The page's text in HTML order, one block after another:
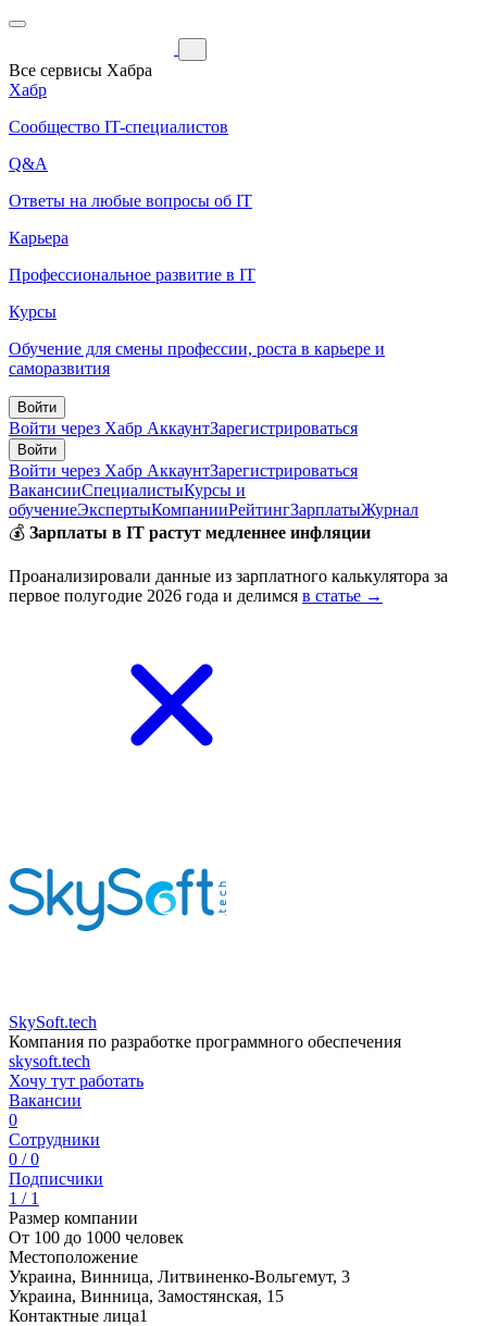
Все сервисы Хабра
Хабр
Сообщество IT-специалистов
Q&A
Ответы на любые вопросы об IT
Карьера
Профессиональное развитие в IT
Курсы
Обучение для смены профессии, роста в карьере и
саморазвития
Войти
Войти через Хабр АккаунтЗарегистрироваться
Войти
Войти через Хабр АккаунтЗарегистрироваться
ВакансииСпециалистыКурсы и
обучениеЭкспертыКомпанииРейтингЗарплатыЖурнал
💰 Зарплаты в IT растут медленнее инфляции
Проанализировали данные из зарплатного калькулятора за
первое полугодие 2026 года и делимся в статье →
SkySoft.tech
Компания по разработке программного обеспечения
skysoft.tech
Хочу тут работать
Вакансии
0
Сотрудники
0 / 0
Подписчики
1 / 1
Размер компании
От 100 до 1000 человек
Местоположение
Украина, Винница, Литвиненко-Вольгемут, 3
Украина, Винница, Замостянская, 15
Контактные лица1